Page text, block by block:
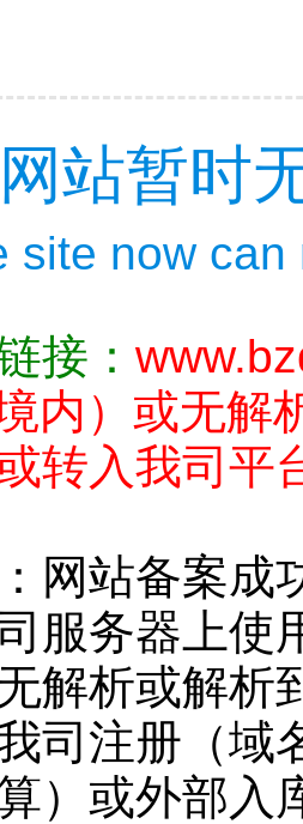
站暂时
site now
接：
内）或无解
转入我司平
网站备案成
服务器上使
解析或解析
司注册（域
）或外部入